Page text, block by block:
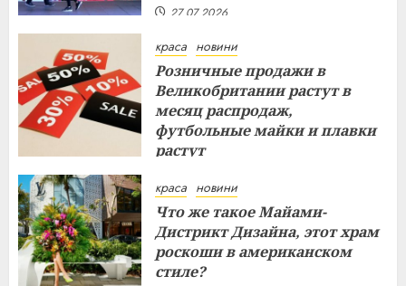
27.07.2026
краса новини
Розничные продажи в
Великобритании растут в
месяц распродаж,
футбольные майки и плавки
растут
краса новини
Что же такое Майами-
Дистрикт Дизайна, этот храм
роскоши в американском
стиле?